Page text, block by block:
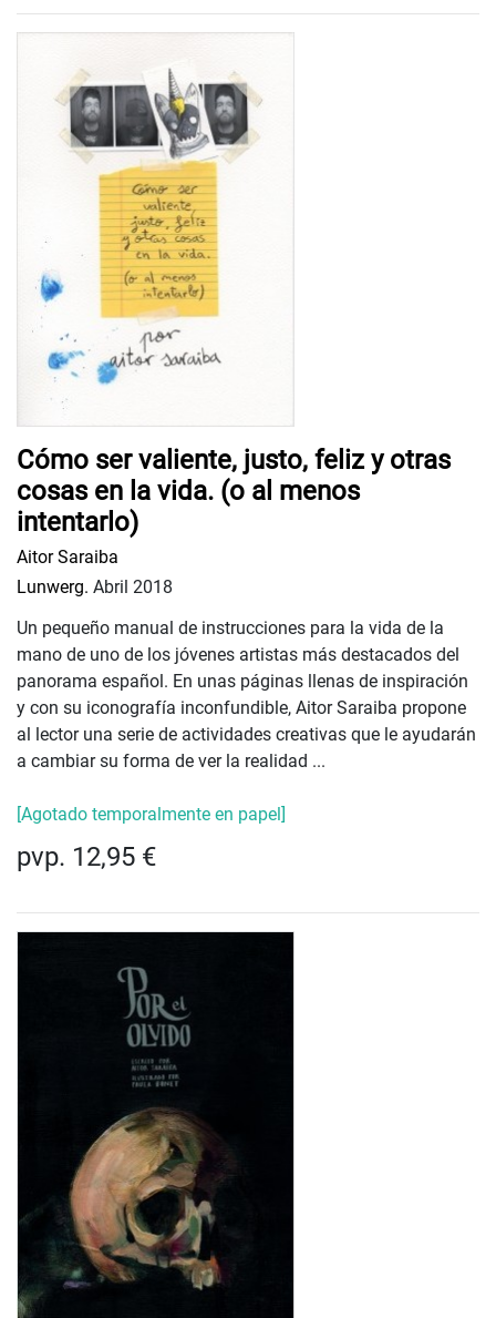
Cómo ser valiente, justo, feliz y otras
cosas en la vida. (o al menos
intentarlo)
Aitor Saraiba
Lunwerg. Abril 2018
Un pequeño manual de instrucciones para la vida de la
mano de uno de los jóvenes artistas más destacados del
panorama español. En unas páginas llenas de inspiración
y con su iconografía inconfundible, Aitor Saraiba propone
al lector una serie de actividades creativas que le ayudarán
a cambiar su forma de ver la realidad ...
[Agotado temporalmente en papel]
pvp. 12,95 €